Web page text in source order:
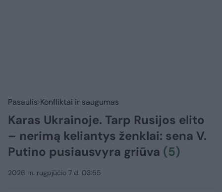
Pasaulis Konfliktai ir saugumas
Karas Ukrainoje. Tarp Rusijos elito
– nerimą keliantys ženklai: sena V.
Putino pusiausvyra griūva (5)
2026 m. rugpjūčio 7 d. 03:55